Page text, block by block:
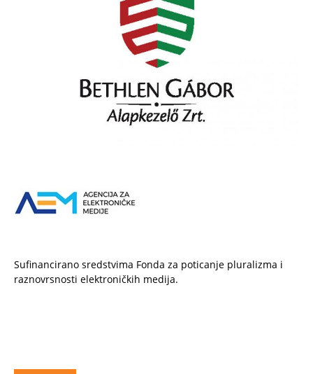
Sufinancirano sredstvima Fonda za poticanje pluralizma i
raznovrsnosti elektroničkih medija.